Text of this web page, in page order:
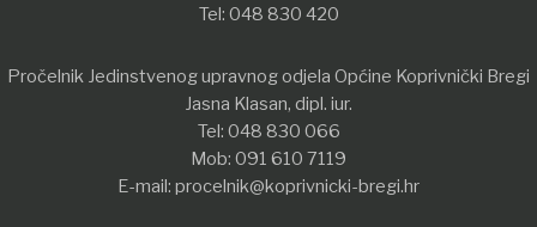
Tel: 048 830 420
Pročelnik Jedinstvenog upravnog odjela Općine Koprivnički Bregi
Jasna Klasan, dipl. iur.
Tel: 048 830 066
Mob: 091 610 7119
E-mail: procelnik@koprivnicki-bregi.hr